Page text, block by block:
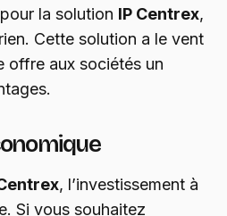
la solution IP Centrex,
Cette solution a le vent
offre aux sociétés un
, l’investissement à
Si vous souhaitez